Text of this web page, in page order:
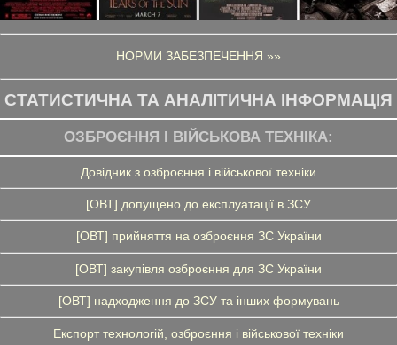
НОРМИ ЗАБЕЗПЕЧЕННЯ »»
СТАТИСТИЧНА ТА АНАЛІТИЧНА ІНФОРМАЦІЯ
ОЗБРОЄННЯ І ВІЙСЬКОВА ТЕХНІКА:
Довідник з озброєння і військової техніки
[ОВТ] допущено до експлуатації в ЗСУ
[ОВТ] прийняття на озброєння ЗС України
[ОВТ] закупівля озброєння для ЗС України
[ОВТ] надходження до ЗСУ та інших формувань
Експорт технологій, озброєння і військової техніки